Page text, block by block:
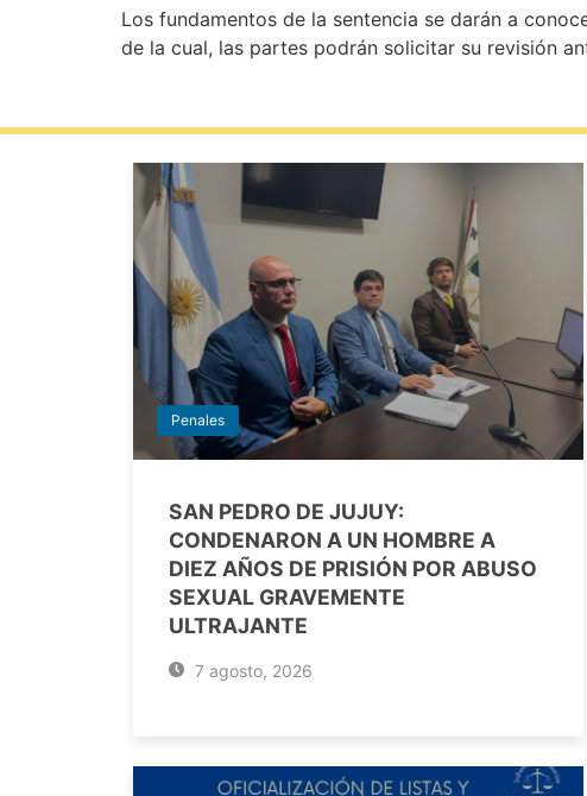
Los fundamentos de la sentencia se darán a
de la cual, las partes podrán solicitar su revisión
Penales
SAN PEDRO DE JUJUY:
CONDENARON A UN HOMBRE A
DIEZ AÑOS DE PRISIÓN POR ABUSO
SEXUAL GRAVEMENTE
ULTRAJANTE
7 agosto, 2026